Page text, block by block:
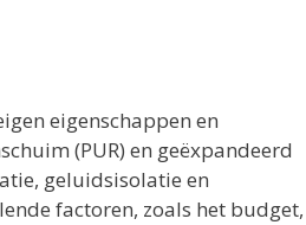
eigenschappen en
(PUR) en geëxpandeerd
geluidsisolatie en
factoren, zoals het budget,